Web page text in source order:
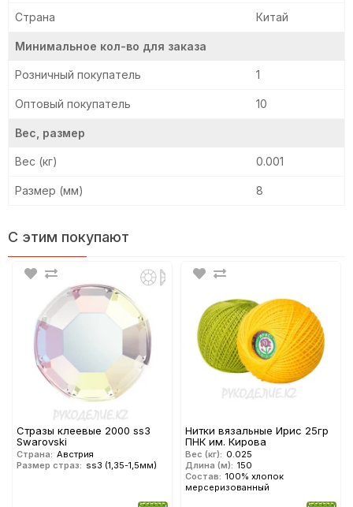
Страна Китай
Минимальное кол-во для заказа
Розничный покупатель 1
Оптовый покупатель 10
Вес, размер
Вес (кг) 0.001
Размер (мм) 8
С этим покупают
Стразы клеевые 2000 ss3
Swarovski
Страна: Австрия
Размер страз: ss3 (1,35-1,5мм)
Нитки вязальные Ирис 25гр
ПНК им. Кирова
Вес (кг): 0.025
Длина (м): 150
Состав: 100% хлопок
мерсеризованный